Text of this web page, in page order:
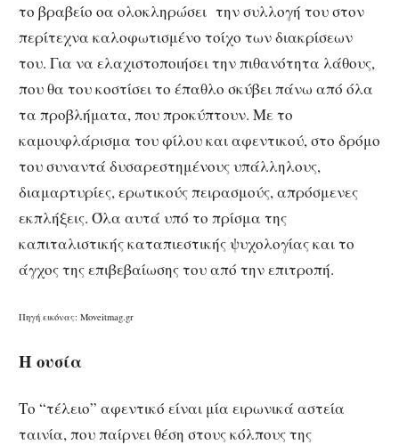
το βραβείο οα ολοκληρώσει την συλλογή του στον
περίτεχνα καλοφωτισμένο τοίχο των διακρίσεων
του. Για να ελαχιστοποιήσει την πιθανότητα λάθους,
που θα του κοστίσει το έπαθλο σκύβει πάνω από όλα
τα προβλήματα, που προκύπτουν. Με το
καμουφλάρισμα του φίλου και αφεντικού, στο δρόμο
του συναντά δυσαρεστημένους υπάλληλους,
διαμαρτυρίες, ερωτικούς πειρασμούς, απρόσμενες
εκπλήξεις. Όλα αυτά υπό το πρίσμα της
καπιταλιστικής καταπιεστικής ψυχολογίας και το
άγχος της επιβεβαίωσης του από την επιτροπή.
Πηγή εικόνας: Moveitmag.gr
Η ουσία
Το “τέλειο” αφεντικό είναι μία ειρωνικά αστεία
ταινία, που παίρνει θέση στους κόλπους της